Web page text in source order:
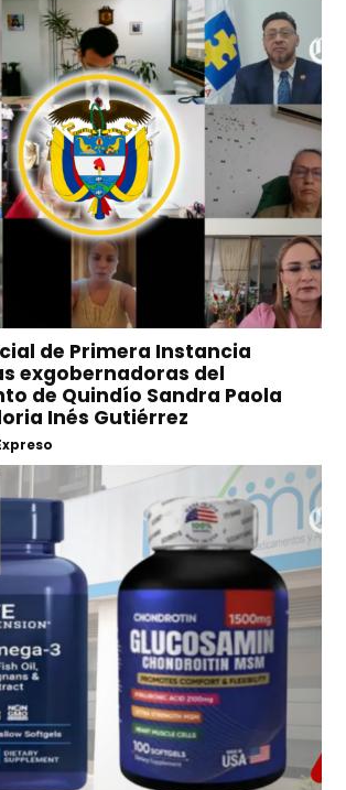
de Primera Instancia
exgobernadoras del
de Quindío Sandra Paola
Inés Gutiérrez